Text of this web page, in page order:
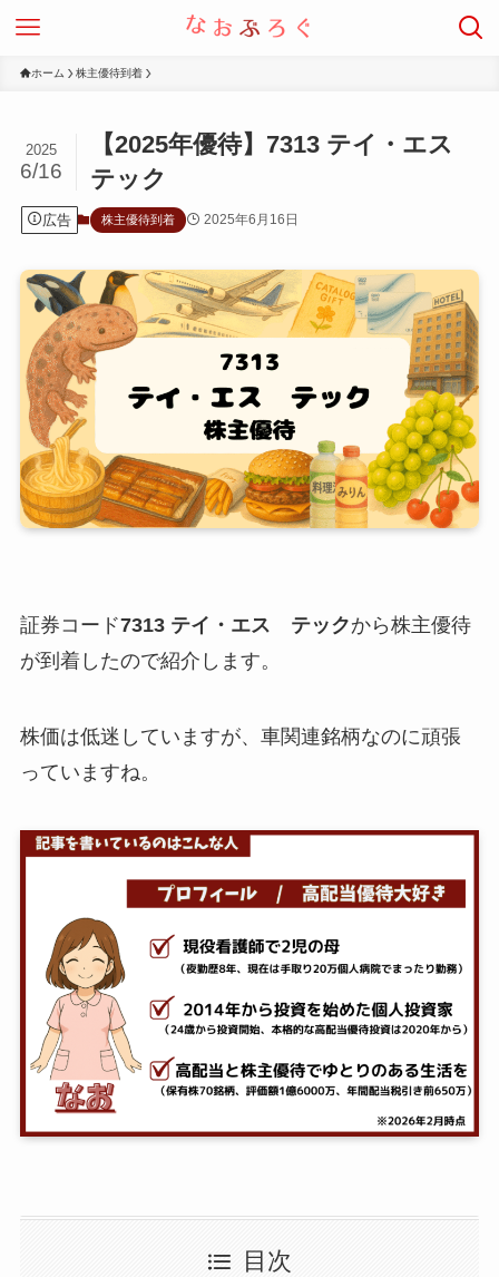
ホーム 株主優待到着
【2025年優待】7313 テイ・エス
テック
2025
6/16
広告 株主優待到着 2025年6月16日
証券コード7313 テイ・エス テックから株主優待
が到着したので紹介します。
株価は低迷していますが、車関連銘柄なのに頑張
っていますね。
目次